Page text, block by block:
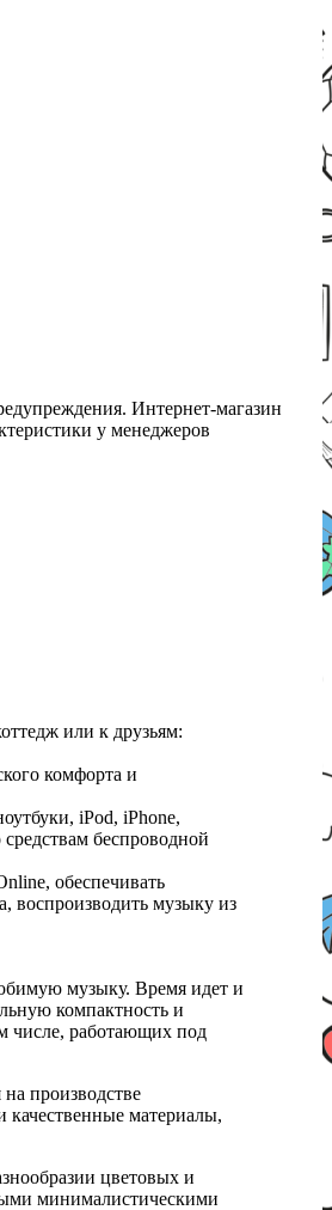
Интернет-магазин
у менеджеров
или к друзьям:
комфорта и
iPod, iPhone,
беспроводной
обеспечивать
воспроизводить музыку из
музыку. Время идет и
компактность и
числе, работающих под
производстве
качественные материалы,
цветовых и
минималистическими